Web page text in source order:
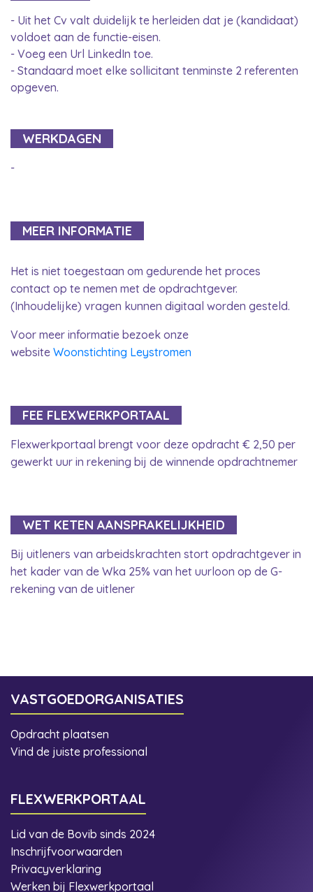
- Uit het Cv valt duidelijk te herleiden dat je (kandidaat)
voldoet aan de functie-eisen.
- Voeg een Url LinkedIn toe.
- Standaard moet elke sollicitant tenminste 2 referenten
opgeven.
WERKDAGEN
-
MEER INFORMATIE
Het is niet toegestaan om gedurende het proces
contact op te nemen met de opdrachtgever.
(Inhoudelijke) vragen kunnen digitaal worden gesteld.
Voor meer informatie bezoek onze
website Woonstichting Leystromen
FEE FLEXWERKPORTAAL
Flexwerkportaal brengt voor deze opdracht € 2,50 per
gewerkt uur in rekening bij de winnende opdrachtnemer
WET KETEN AANSPRAKELIJKHEID
Bij uitleners van arbeidskrachten stort opdrachtgever in
het kader van de Wka 25% van het uurloon op de G-
rekening van de uitlener
VASTGOEDORGANISATIES
Opdracht plaatsen
Vind de juiste professional
FLEXWERKPORTAAL
Lid van de Bovib sinds 2024
Inschrijfvoorwaarden
Privacyverklaring
Werken bij Flexwerkportaal